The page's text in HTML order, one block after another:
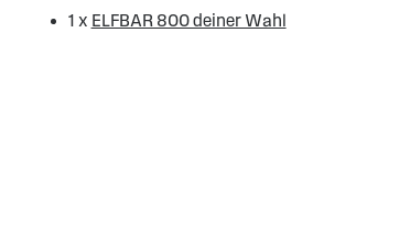
1 x ELFBAR 800 deiner Wahl